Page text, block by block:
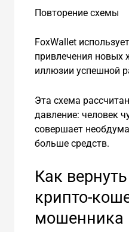
Повторение схемы
FoxWallet
привлечения новых
иллюзии успешной
Эта схема
давление: человек
совершает
больше средств.
Как
крипто-
мошенника